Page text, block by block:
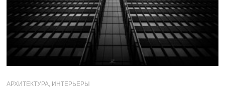
АРХИТЕКТУРА, ИНТЕРЬЕРЫ